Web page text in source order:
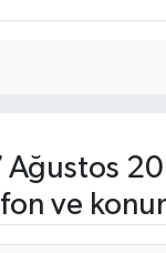
Ağustos
ve